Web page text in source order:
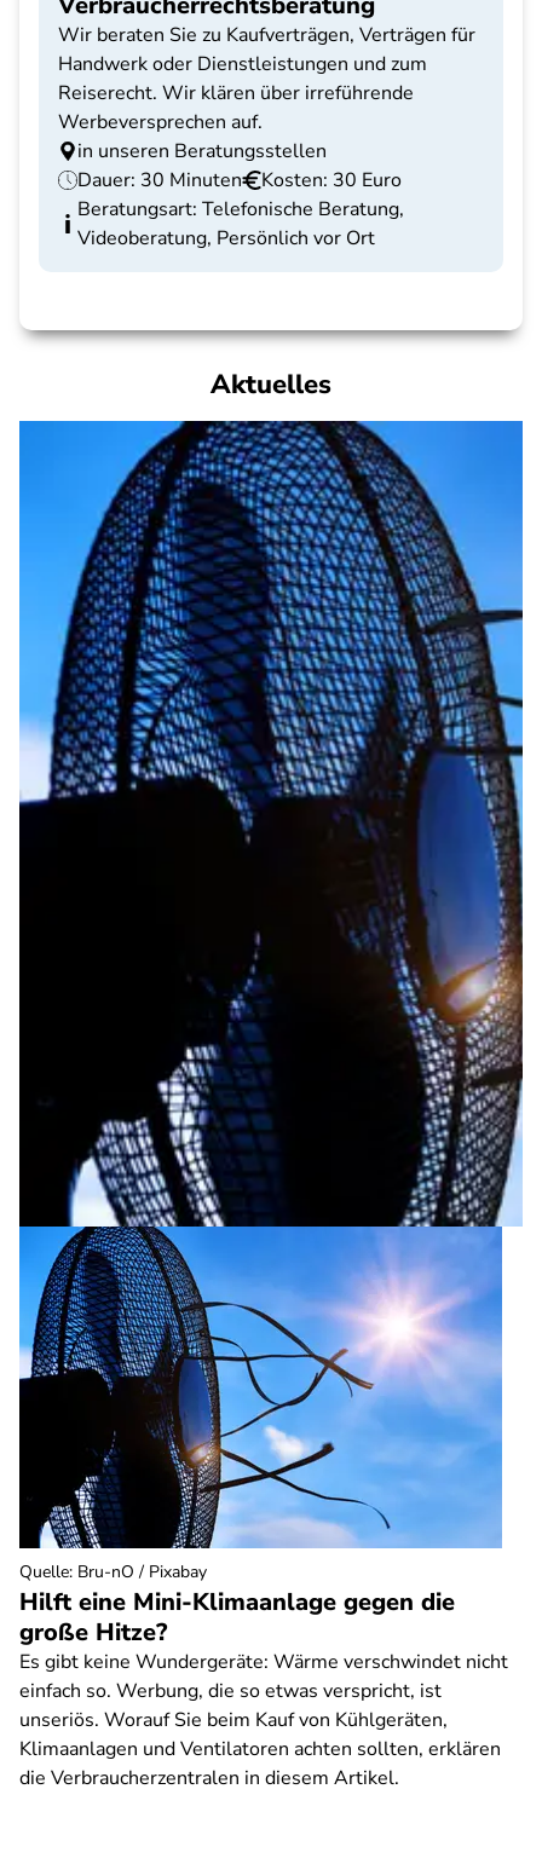
Wir beraten Sie zu Kaufverträgen, Verträgen für
Handwerk oder Dienstleistungen und zum
Reiserecht. Wir klären über irreführende
Werbeversprechen auf.
in unseren Beratungsstellen
Dauer: 30 Minuten
Kosten: 30 Euro
Beratungsart: Telefonische Beratung,
Videoberatung, Persönlich vor Ort
Aktuelles
Hilft eine Mini-Klimaanlage gegen die
große Hitze?
Es gibt keine Wundergeräte: Wärme verschwindet nicht
einfach so. Werbung, die so etwas verspricht, ist
unseriös. Worauf Sie beim Kauf von Kühlgeräten,
Klimaanlagen und Ventilatoren achten sollten, erklären
die Verbraucherzentralen in diesem Artikel.
Quelle: Bru-nO / Pixabay